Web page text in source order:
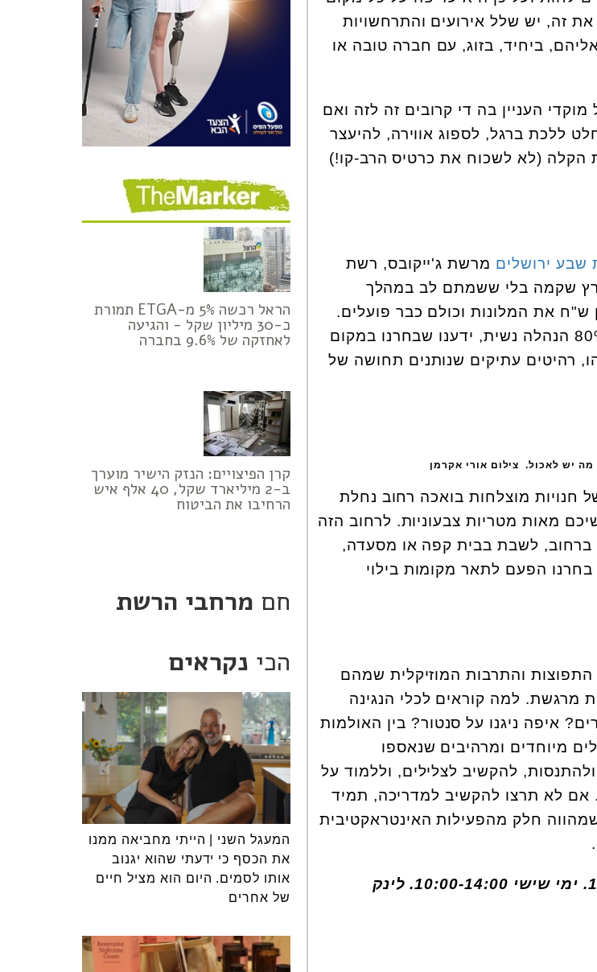
זה, יש שלל אירועים והתרחשויות
ביחיד, בזוג, עם חברה טובה או
העניין בה די קרובים זה לזה ואם
ללכת ברגל, לספוג אווירה, להיעצר
(לא לשכוח את כרטיס הרב-קו!)
שבע ירושלים מרשת ג'ייקובס, רשת
בכל רחבי הארץ שקמה בלי ששמתם לב במהלך
ש"ח את המלונות וכולם כבר פועלים.
כששמענו שזו רשת עם 4 מנהלות בתי מלון ו-80% הנהלה נשית, ידענו שבחרנו במקום
רהיטים עתיקים שנותנים תחושה של
יש לאכול. צילום אורי אקרמן
מוצלחות בואכה רחוב נחלת
מאות מטריות צבעוניות. לרחוב הזה
ברחוב, לשבת בבית קפה או מסעדה,
בחרנו הפעם לתאר מקומות בילוי
התפוצות והתרבות המוזיקלית שמהם
מרגשת. למה קוראים לכלי הנגינה
איפה ניגנו על סנטור? בין האולמות
בסיור מודרך או עצמאי, תפגשו 260 כלים מיוחדים ומרהיבים שנאספו
להקשיב לצלילים, וללמוד על
אם לא תרצו להקשיב למדריכה, תמיד
חלק מהפעילות האינטראקטיבית
שעות פתיחה: ראשון עד חמישי 10:00-19:00. ימי שישי 10:00-14:00. לינק
הראל רכשה 5% מ-ETGA תמורת
כ-30 מיליון שקל - והגיעה
לאחזקה של 9.6% בחברה
קרן הפיצויים: הנזק הישיר מוערך
ב-2 מיליארד שקל, 40 אלף איש
הרחיבו את הביטוח
חם מרחבי הרשת
הכי נקראים
המעגל השני | הייתי מחביאה ממנו
את הכסף כי ידעתי שהוא יגנוב
אותו לסמים. היום הוא מציל חיים
של אחרים